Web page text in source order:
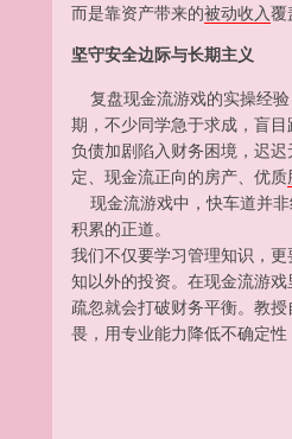
而是靠资产带来的被动收入覆
坚守安全边际与长期主义
复盘现金流游戏的实操经验
期，不少同学急于求成，盲
负债加剧陷入财务困境，迟
定、现金流正向的房产、优质
现金流游戏中，快车道并非
积累的正道。
我们不仅要学习管理知识，
知以外的投资。在现金流游
疏忽就会打破财务平衡。教
畏，用专业能力降低不确定